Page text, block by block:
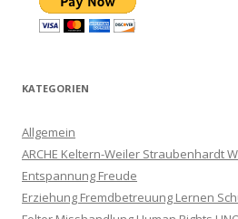
KATEGORIEN
Allgemein
ARCHE Keltern-Weiler Straubenhardt
Entspannung Freude
Erziehung Fremdbetreuung Lernen